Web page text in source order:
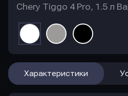
Chery Tiggo 4 Pro, 1.5 л
Характеристики